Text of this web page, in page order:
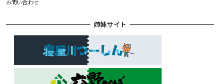
お問い合わせ
姉妹サイト